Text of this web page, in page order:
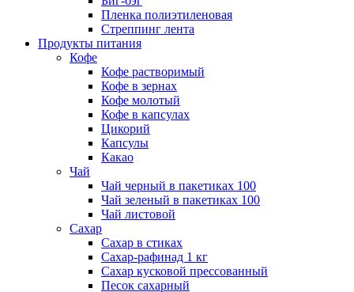
Пленка полиэтиленовая
Стреппинг лента
Продукты питания
Кофе
Кофе растворимый
Кофе в зернах
Кофе молотый
Кофе в капсулах
Цикорий
Капсулы
Какао
Чай
Чай черный в пакетиках 100
Чай зеленый в пакетиках 100
Чай листовой
Сахар
Сахар в стиках
Сахар-рафинад 1 кг
Сахар кусковой прессованный
Песок сахарный